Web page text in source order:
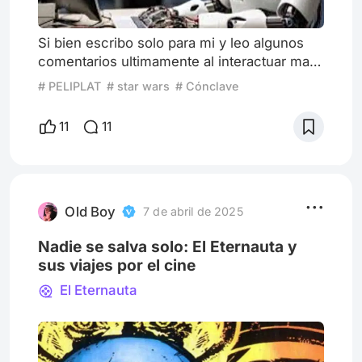
Si bien escribo solo para mi y leo algunos
comentarios ultimamente al interactuar mas
me aparecen mas comentarios pero al
comentarios a mis articulos se repiten
constantes.. como excelente forma de
voy a esos perfiles sus hist
# PELIPLAT # star wars # Cónclave
11 11
Old Boy 7 de abril de 2025
Nadie se salva solo: El Eternauta y
sus viajes por el cine
El Eternauta